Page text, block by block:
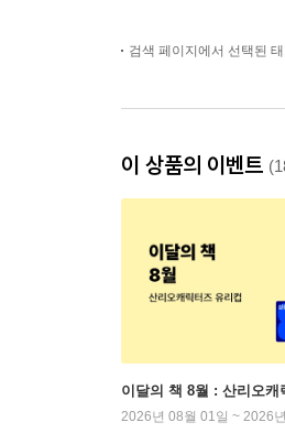
검색 페이지에서 선택된
이 상품의 이벤트
이달의 책 8월 : 산리오캐
2026년 08월 01일 ~ 2026